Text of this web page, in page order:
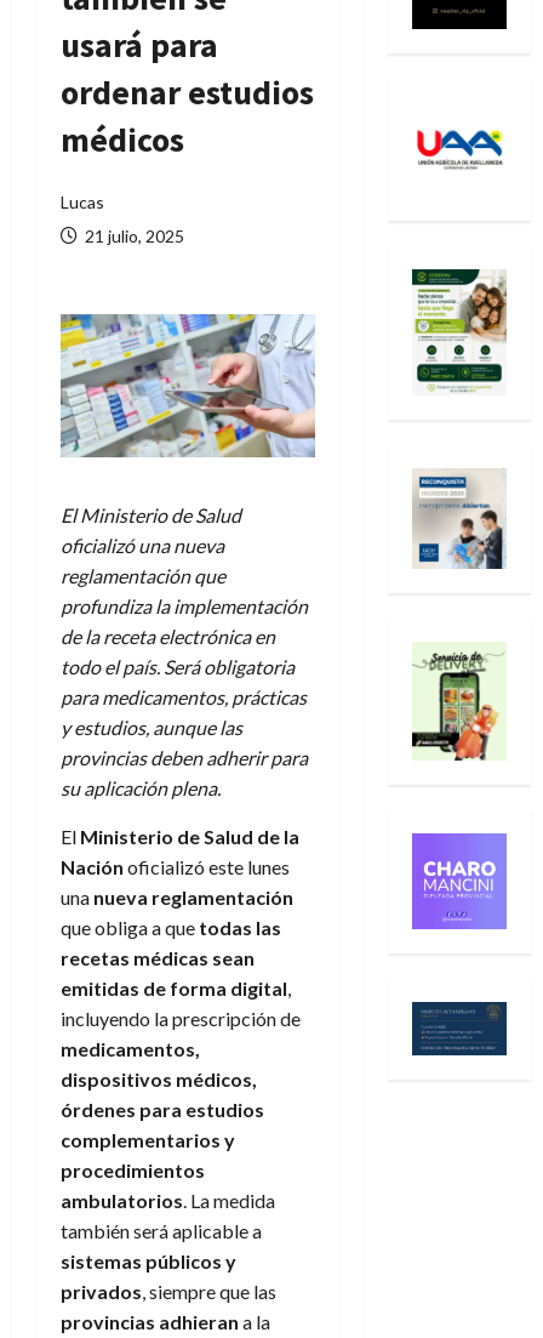
usará para
ordenar estudios
médicos
Lucas
21 julio, 2025
El Ministerio de Salud
oficializó una nueva
reglamentación que
profundiza la implementación
de la receta electrónica en
todo el país. Será obligatoria
para medicamentos, prácticas
y estudios, aunque las
provincias deben adherir para
su aplicación plena.
El Ministerio de Salud de la
Nación oficializó este lunes
una nueva reglamentación
que obliga a que todas las
recetas médicas sean
emitidas de forma digital,
incluyendo la prescripción de
medicamentos,
dispositivos médicos,
órdenes para estudios
complementarios y
procedimientos
ambulatorios. La medida
también será aplicable a
sistemas públicos y
privados, siempre que las
provincias adhieran a la